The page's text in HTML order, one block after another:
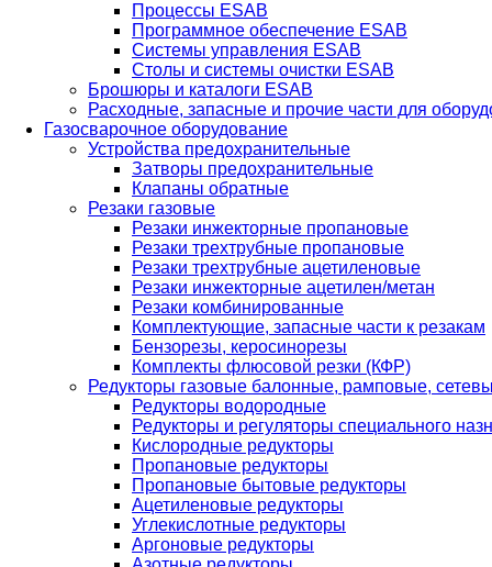
Процессы ESAB
Программное обеспечение ESAB
Системы управления ESAB
Столы и системы очистки ESAB
Брошюры и каталоги ESAB
Расходные, запасные и прочие части для
Газосварочное оборудование
Устройства предохранительные
Затворы предохранительные
Клапаны обратные
Резаки газовые
Резаки инжекторные пропановые
Резаки трехтрубные пропановые
Резаки трехтрубные ацетиленовые
Резаки инжекторные ацетилен/метан
Резаки комбинированные
Комплектующие, запасные части к резакам
Бензорезы, керосинорезы
Комплекты флюсовой резки (КФР)
Редукторы газовые балонные, рамповые,
Редукторы водородные
Редукторы и регуляторы специального
Кислородные редукторы
Пропановые редукторы
Пропановые бытовые редукторы
Ацетиленовые редукторы
Углекислотные редукторы
Аргоновые редукторы